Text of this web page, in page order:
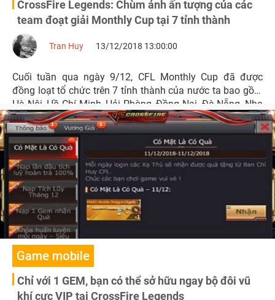
CrossFire Legends: Chùm ảnh ấn tượng của các
team đoạt giải Monthly Cup tại 7 tỉnh thành
Cuối tuần qua ngày 9/12, CFL Monthly Cup đã được
đồng loạt tổ chức trên 7 tỉnh thành của nước ta bao gồm
Hà Nội, Hồ Chí Minh, Hải Phòng, Đồng Nai, Đà Nẵng, Nha
Trang, Buôn Mê Thuột.
Game mobile
Chỉ với 1 GEM, bạn có thể sở hữu ngay bộ đôi vũ